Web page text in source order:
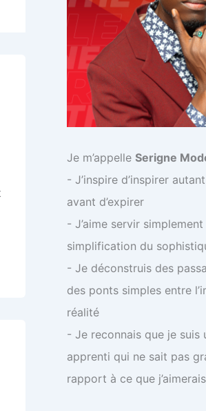
Je m’appelle Serigne
- J’inspire d’inspirer
avant d’expirer
- J’aime servir
simplification du
- Je déconstruis des
des ponts simples entre
réalité
- Je reconnais que je suis
apprenti qui ne sait pas
rapport à ce que